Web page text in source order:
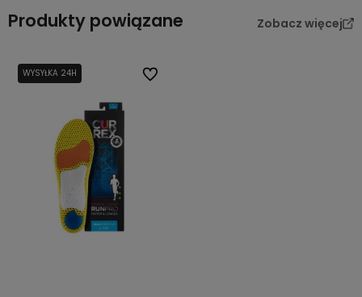
Produkty powiązane Zobacz więcej
WYSYŁKA 24H Do ulubionych